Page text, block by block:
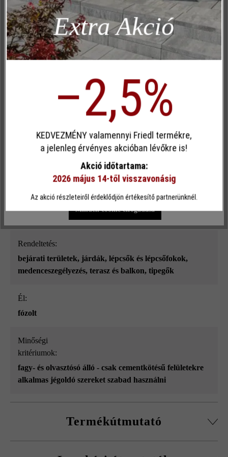
sima
Szín:
krém
csak gyalogos közlekedésre
teraszlap
szemcseszórt és gyémántcsiszolt
Térkőtípus:
Rendeltetés:
bejárati területek, járdák, lépcsők és lépcsőfokok,
medenceszegélyezés, terasz és balkon, tipegők
él:
fózolt
Minőségi
kritériumok:
fagy- és olvasztósó álló - csak cementkötésű felületekre
alkalmas jégoldó szereket szabad használni
Termékútmutató
Marketing
Elemzés Inaktív
Kényelem (weboldal működése) Inaktív
Kényelem (Google Térkép) Inaktív
Egyéni cookie elfogadása
Ez a webhely cookie-kat használ, hogy a lehető legjobb
funkcionalitást kínálja Önnek...További információ
Csak funkcionális cookie elfogadása
Minden cookie elfogadása
Extra Akció
–2,5%
KEDVEZMÉNY valamennyi Friedl termékre,
a jelenleg érvényes akcióban lévőkre is!
Akció időtartama:
2026 május 14-től visszavonásig
Az akció részleteiről érdeklődjön értékesítő partnerünknél.